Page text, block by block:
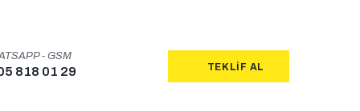
- GSM
818 01 29 TEKLIF AL